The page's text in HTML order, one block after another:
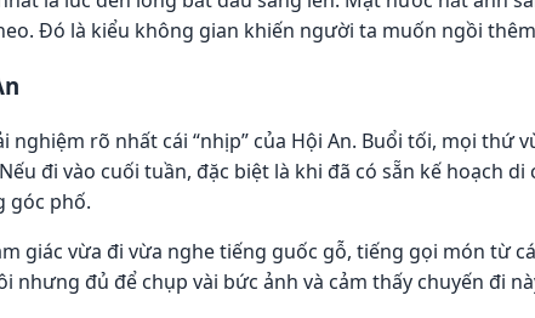
Đó là kiểu không gian khiến người ta muốn ngồi
nghiệm rõ nhất cái “nhịp” của Hội An. Buổi tối, mọi
đi vào cuối tuần, đặc biệt là khi đã có sẵn kế hoạch
góc phố.
giác vừa đi vừa nghe tiếng guốc gỗ, tiếng gọi món từ
nhưng đủ để chụp vài bức ảnh và cảm thấy chuyến đi